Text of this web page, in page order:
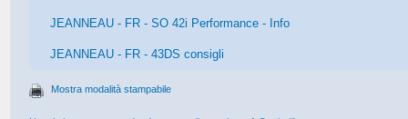
JEANNEAU - FR - SO 42i Performance - Info
JEANNEAU - FR - 43DS consigli
Mostra modalità stampabile